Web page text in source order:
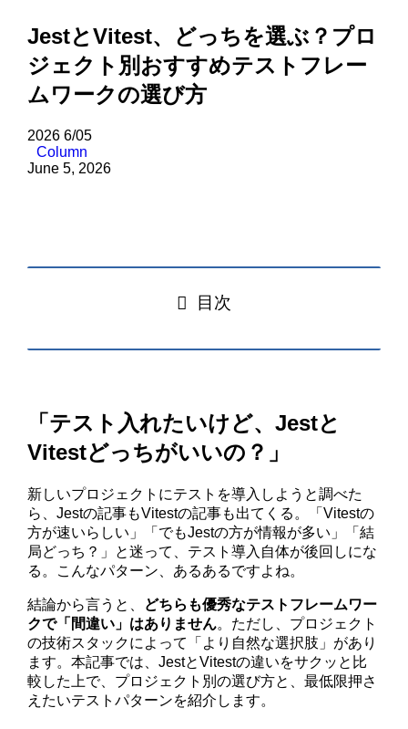
JestとVitest、どっちを選ぶ？プロ
ジェクト別おすすめテストフレー
ムワークの選び方
2026 6/05
Column
June 5, 2026
目次
「テスト入れたいけど、Jestと
Vitestどっちがいいの？」
新しいプロジェクトにテストを導入しようと調べた
ら、Jestの記事もVitestの記事も出てくる。「Vitestの
方が速いらしい」「でもJestの方が情報が多い」「結
局どっち？」と迷って、テスト導入自体が後回しにな
る。こんなパターン、あるあるですよね。
結論から言うと、 どちらも優秀なテストフレームワー
クで「間違い」はありません。ただし、プロジェクト
の技術スタックによって「より自然な選択肢」があり
ます。本記事では、JestとVitestの違いをサクッと比
較した上で、プロジェクト別の選び方と、最低限押さ
えたいテストパターンを紹介します。